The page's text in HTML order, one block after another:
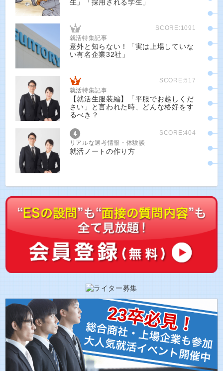
生」「採用される学生」
SCORE:1091
就活特集記事
意外と知らない！「実は上場していな
い有名企業32社」
SCORE:517
就活特集記事
【就活生服装編】「平服でお越しくだ
さい」と言われた時、どんな格好をす
るべき？
SCORE:404
リアルな選考情報・体験談
就活ノートの作り方